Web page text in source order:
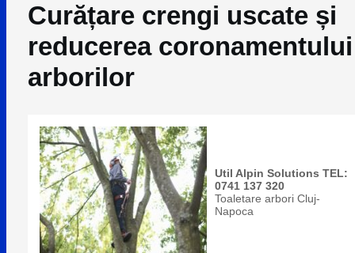
Curățare crengi uscate și
reducerea coronamentului
arborilor
Util Alpin Solutions TEL:
0741 137 320
Toaletare arbori Cluj-
Napoca